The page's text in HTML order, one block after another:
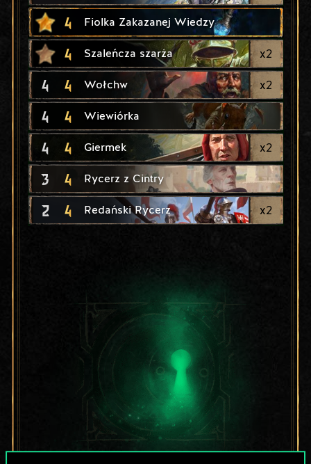
4 Fiolka Zakazanej Wiedzy
4 Szaleńcza szarża x2
4 4 Wołchw x2
4 4 Wiewiórka
4 4 Giermek x2
3 4 Rycerz z Cintry
2 4 Redański Rycerz x2